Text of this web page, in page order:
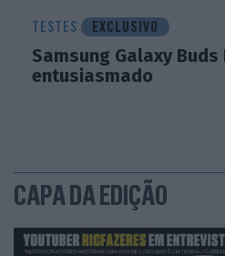
TESTES EXCLUSIVO
Samsung Galaxy Buds
entusiasmado
CAPA DA EDIÇÃO